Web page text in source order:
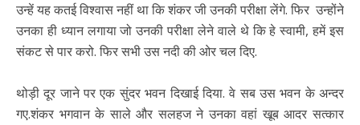
उन्हें यह कतई विश्वास नहीं था कि शंकर जी उनकी परीक्षा लेंगे. फिर उन्होंने
उनका ही ध्यान लगाया जो उनकी परीक्षा लेने वाले थे कि हे स्वामी, हमें इस
संकट से पार करो. फिर सभी उस नदी की ओर चल दिए.
थोड़ी दूर जाने पर एक सुंदर भवन दिखाई दिया. वे सब उस भवन के अन्दर
गए.शंकर भगवान के साले और सलहज ने उनका वहां खूब आदर सत्कार